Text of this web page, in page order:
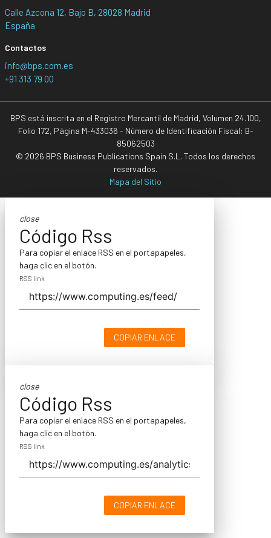
Calle Azcona 12, Bajo B, 28028 Madrid
España
Contactos
info@bps.com.es
+91 313 79 00
BPS está inscrita en el Registro Mercantil de Madrid, Volumen 24.100,
Folio 172, Página M-433036 - Número de Identificación Fiscal: B-
85062503
© 2026 BPS Business Publications Spain S.L. Todos los derechos
reservados.
Mapa del Sitio
close
Código Rss
Para copiar el enlace RSS en el portapapeles,
haga clic en el botón.
RSS link
COPIAR ENLACE
close
Código Rss
Para copiar el enlace RSS en el portapapeles,
haga clic en el botón.
RSS link
COPIAR ENLACE